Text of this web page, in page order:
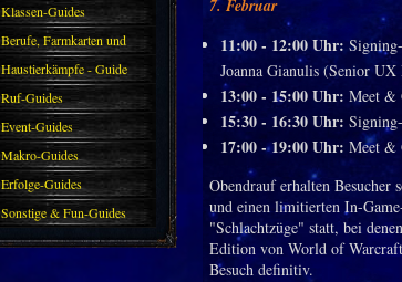
Klassen-Guides
Berufe, Farmkarten und
Haustiere
Haustierkämpfe - Guide
Ruf-Guides
Event-Guides
Makro-Guides
Erfolge-Guides
Sonstige & Fun-Guides
7. Februar
11:00 - 12:00 Uhr:
Joanna Gianulis (Senior UX
13:00 - 15:00 Uhr: Meet &
15:30 - 16:30 Uhr:
17:00 - 19:00 Uhr: Meet &
Obendrauf erhalten Besucher
und einen limitierten In-
"Schlachtzüge" statt, bei
Edition von World of
Besuch definitiv.